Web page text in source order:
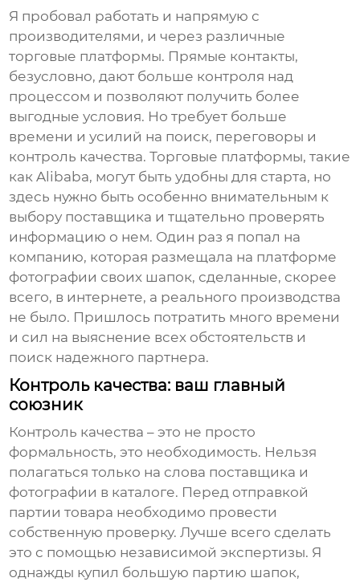
Я пробовал работать и напрямую с
производителями, и через различные
торговые платформы. Прямые контакты,
безусловно, дают больше контроля над
процессом и позволяют получить более
выгодные условия. Но требует больше
времени и усилий на поиск, переговоры и
контроль качества. Торговые платформы, такие
как Alibaba, могут быть удобны для старта, но
здесь нужно быть особенно внимательным к
выбору поставщика и тщательно проверять
информацию о нем. Один раз я попал на
компанию, которая размещала на платформе
фотографии своих шапок, сделанные, скорее
всего, в интернете, а реального производства
не было. Пришлось потратить много времени
и сил на выяснение всех обстоятельств и
поиск надежного партнера.
Контроль качества: ваш главный
союзник
Контроль качества – это не просто
формальность, это необходимость. Нельзя
полагаться только на слова поставщика и
фотографии в каталоге. Перед отправкой
партии товара необходимо провести
собственную проверку. Лучше всего сделать
это с помощью независимой экспертизы. Я
однажды купил большую партию шапок,